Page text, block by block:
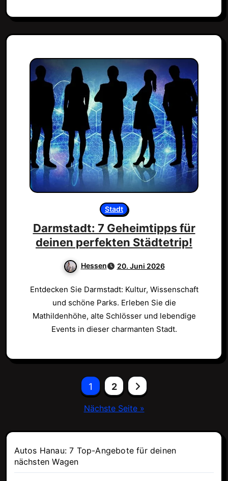
Stadt
Darmstadt: 7 Geheimtipps für
deinen perfekten Städtetrip!
Hessen 20. Juni 2026
Entdecken Sie Darmstadt: Kultur, Wissenschaft
und schöne Parks. Erleben Sie die
Mathildenhöhe, alte Schlösser und lebendige
Events in dieser charmanten Stadt.
Seitennummerierung
1 2
Nächste Seite »
Autos Hanau: 7 Top-Angebote für deinen
nächsten Wagen